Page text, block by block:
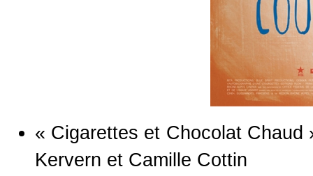
« Cigarettes et Chocolat
Kervern et Camille Cottin